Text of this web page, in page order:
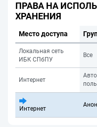
ПРАВА НА
ХРАНЕНИЯ
Место доступа
Локальная сеть
ИБК СПбПУ
Все
Интернет
Интернет